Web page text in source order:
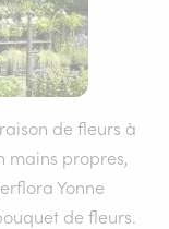
de fleurs à
mains propres,
Yonne
de fleurs.